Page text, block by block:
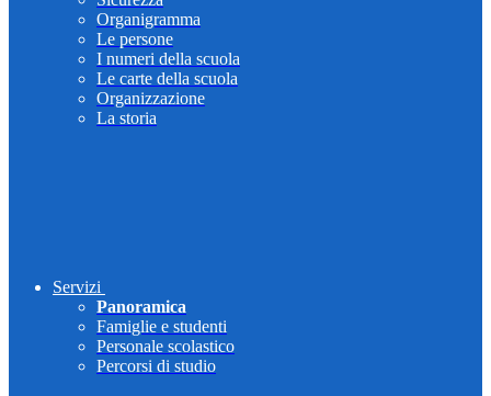
Organigramma
Le persone
I numeri della scuola
Le carte della scuola
Organizzazione
La storia
Servizi
Panoramica
Famiglie e studenti
Personale scolastico
Percorsi di studio